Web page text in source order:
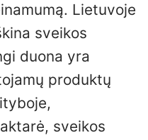
Lietuvoje
sveikos
duona yra
produktų
sveikos